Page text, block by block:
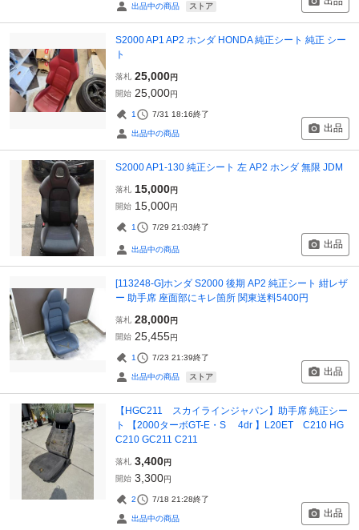
出品中の商品 ストア
S2000 AP1 AP2 ホンダ HONDA 純正シート 純正 シー
ト
落札 25,000円
開始 25,000円
1 7/31 18:16終了
出品中の商品 出品
S2000 AP1-130 純正シート 左 AP2 ホンダ 無限 JDM
落札 15,000円
開始 15,000円
1 7/29 21:03終了
出品中の商品 出品
[113248-G]ホンダ S2000 後期 AP2 純正シート 紺レザ
ー 助手席 座面部にキレ箇所 関東送料5400円
落札 28,000円
開始 25,455円
1 7/23 21:39終了
出品中の商品 ストア 出品
【HGC211 スカイラインジャパン】助手席 純正シー
ト 【2000ターボGT-E・S 4dr 】L20ET C210 HG
C210 GC211 C211
落札 3,400円
開始 3,300円
2 7/18 21:28終了
出品中の商品 出品